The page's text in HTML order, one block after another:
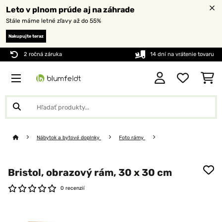
Leto v plnom prúde aj na záhrade
Stále máme letné zľavy až do 55%
Nakupujte teraz
2 ročná záruka 14 dní na vrátenie tovaru
Nábytok a bytové doplnky Foto rámy
Bristol, obrazový rám, 30 x 30 cm
0 recenzií